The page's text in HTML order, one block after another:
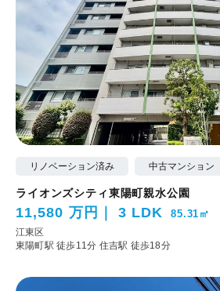
リノベーション済み 中古マンション
ライオンズシティ東陽町親水公園
11,580 万円 3 LDK 85.31㎡
江東区
東陽町駅 徒歩11分 住吉駅 徒歩18分